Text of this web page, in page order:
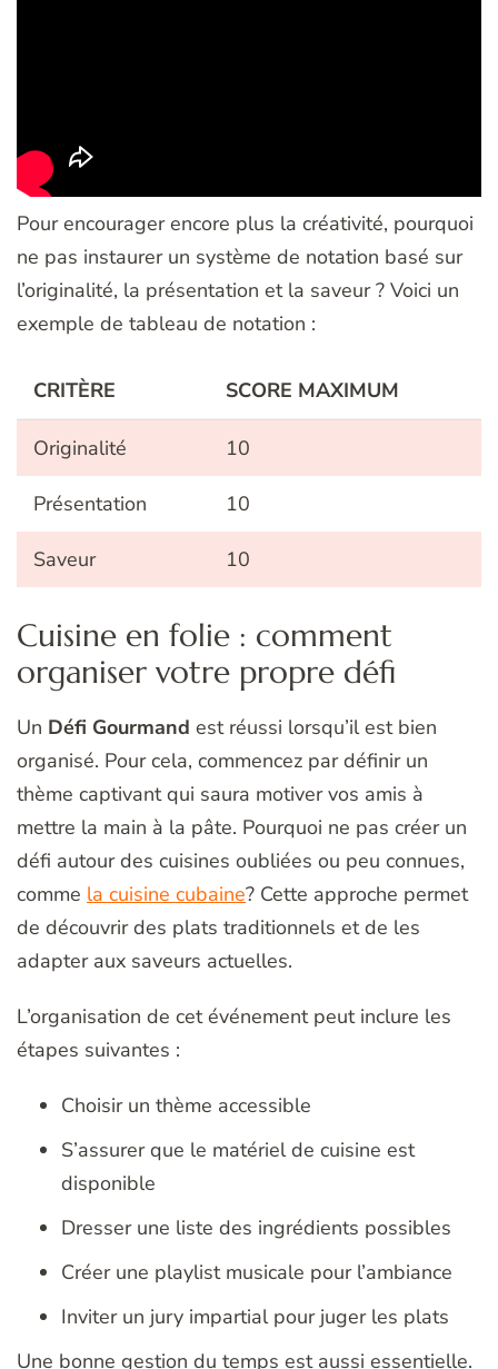
Pour encourager encore plus la créativité, pourquoi
ne pas instaurer un système de notation basé sur
l’originalité, la présentation et la saveur ? Voici un
exemple de tableau de notation :
CRITÈRE SCORE MAXIMUM
Originalité 10
Présentation 10
Saveur 10
Cuisine en folie : comment
organiser votre propre défi
Un Défi Gourmand est réussi lorsqu’il est bien
organisé. Pour cela, commencez par définir un
thème captivant qui saura motiver vos amis à
mettre la main à la pâte. Pourquoi ne pas créer un
défi autour des cuisines oubliées ou peu connues,
comme la cuisine cubaine? Cette approche permet
de découvrir des plats traditionnels et de les
adapter aux saveurs actuelles.
L’organisation de cet événement peut inclure les
étapes suivantes :
Choisir un thème accessible
S’assurer que le matériel de cuisine est
disponible
Dresser une liste des ingrédients possibles
Créer une playlist musicale pour l’ambiance
Inviter un jury impartial pour juger les plats
Une bonne gestion du temps est aussi essentielle.